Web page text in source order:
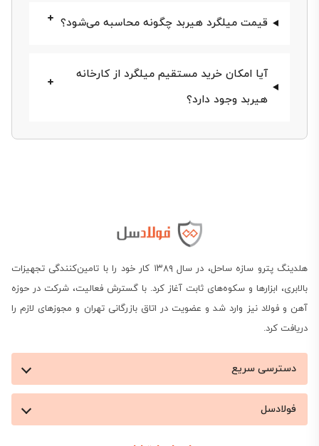
تخصصی رایگان با کارشناسان خبره، در تمام مراحل خرید
در این صفحه، می‌توانید قیمت روز میلگرد هیربد را
استعلام قیمت روز میلگرد هیربد
زرندیه
قیمت میلگرد هیربد چگونه محاسبه می‌شود؟
آیا امکان خرید مستقیم میلگرد از کارخانه
هیربد وجود دارد؟
هلدینگ پترو سازه ساحل، در سال ۱۳۸۹ کار خود را با تامین‌کنندگی تجهیزات
بالابری، ابزارها و سکوه‌های ثابت آغاز کرد. با گسترش فعالیت، شرکت در حوزه
آهن و فولاد نیز وارد شد و عضویت در اتاق بازرگانی تهران و مجوزهای لازم را
دریافت کرد.
دسترسی سریع
فولادسل